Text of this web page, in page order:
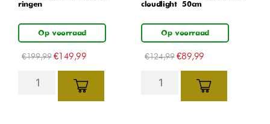
ringen
Op voorraad
€199,99 €149,99
cloudlight – 50cm
Op voorraad
€124,99 €89,99